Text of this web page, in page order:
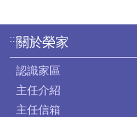
:::關於榮家
認識家區
主任介紹
主任信箱